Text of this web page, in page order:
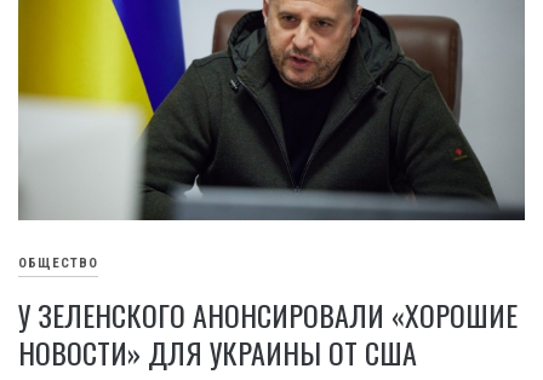
ОБЩЕСТВО
У ЗЕЛЕНСКОГО АНОНСИРОВАЛИ «ХОРОШИЕ
НОВОСТИ» ДЛЯ УКРАИНЫ ОТ США